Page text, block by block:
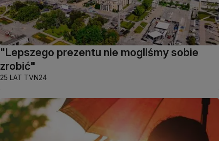
"Lepszego prezentu nie mogliśmy sobie
zrobić"
25 LAT TVN24